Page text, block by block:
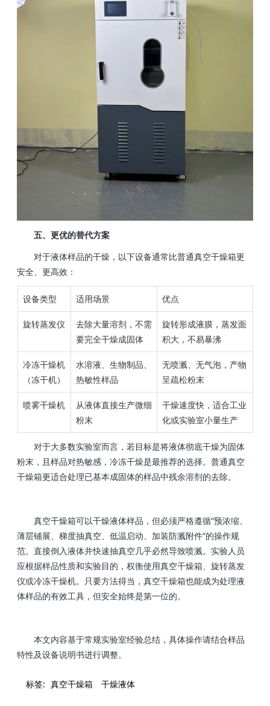
五、更优的替代方案
对于液体样品的干燥，以下设备通常比普通真空干燥箱更
安全、更高效：
设备类型 适用场景 优点
旋转蒸发仪
去除大量溶剂，不需
要完全干燥成固体
旋转形成液膜，蒸发面
积大，不易暴沸
冷冻干燥机
（冻干机）
水溶液、生物制品、
热敏性样品
无喷溅、无气泡，产物
呈疏松粉末
喷雾干燥机
从液体直接生产微细
粉末
干燥速度快，适合工业
化或实验室小量生产
对于大多数实验室而言，若目标是将液体彻底干燥为固体
粉末，且样品对热敏感，冷冻干燥是最推荐的选择。普通真空
干燥箱更适合处理已基本成固体的样品中残余溶剂的去除。
真空干燥箱可以干燥液体样品，但必须严格遵循“预浓缩、
薄层铺展、梯度抽真空、低温启动、加装防溅附件”的操作规
范。直接倒入液体并快速抽真空几乎必然导致喷溅。实验人员
应根据样品性质和实验目的，权衡使用真空干燥箱、旋转蒸发
仪或冷冻干燥机。只要方法得当，真空干燥箱也能成为处理液
体样品的有效工具，但安全始终是第一位的。
本文内容基于常规实验室经验总结，具体操作请结合样品
特性及设备说明书进行调整。
标签: 真空干燥箱 干燥液体